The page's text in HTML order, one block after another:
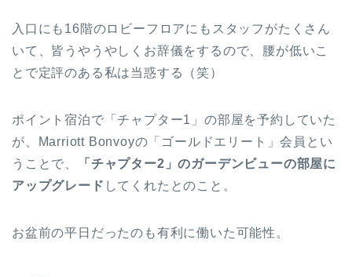
入口にも16階のロビーフロアにもスタッフがたくさん
いて、皆うやうやしくお辞儀をするので、腰が低いこ
とで定評のある私は当惑する（笑）
ポイント宿泊で「チャプター1」の部屋を予約していた
が、Marriott Bonvoyの「ゴールドエリート」会員とい
うことで、
「チャプター2」のガーデンビューの部屋に
アップグレード してくれたとのこと。
お盆前の平日だったのも有利に働いた可能性。